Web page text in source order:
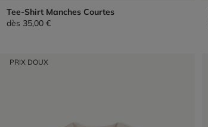
Tee-Shirt Manches Courtes
dès 35,00 €
PRIX DOUX